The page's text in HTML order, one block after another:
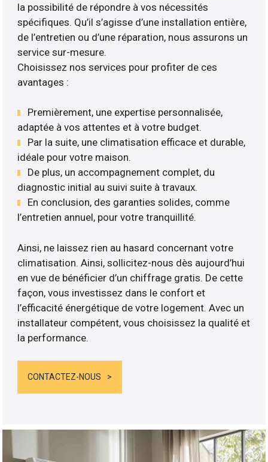
la possibilité de répondre à vos nécessités
spécifiques. Qu’il s’agisse d’une installation entière,
de l’entretien ou d’une réparation, nous assurons un
service sur-mesure.
Choisissez nos services pour profiter de ces
avantages :
Premièrement, une expertise personnalisée,
adaptée à vos attentes et à votre budget.
Par la suite, une climatisation efficace et durable,
idéale pour votre maison.
De plus, un accompagnement complet, du
diagnostic initial au suivi suite à travaux.
En conclusion, des garanties solides, comme
l’entretien annuel, pour votre tranquillité.
Ainsi, ne laissez rien au hasard concernant votre
climatisation. Ainsi, sollicitez-nous dès aujourd’hui
en vue de bénéficier d’un chiffrage gratis. De cette
façon, vous investissez dans le confort et
l’efficacité énergétique de votre logement. Avec un
installateur compétent, vous choisissez la qualité et
la performance.
CONTACTEZ-NOUS